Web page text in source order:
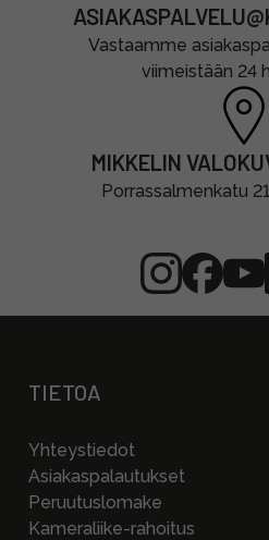
Vastaamme
viimeistään 24
MIKKELIN
Porrassalmenkatu
TIETOA
Yhteystiedot
Asiakaspalautukset
Peruutuslomake
Kameraliike-rahoitus